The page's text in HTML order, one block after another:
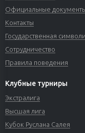
Официальные
Контакты
Государственная
Сотрудничество
Правила поведения
Клубные турниры
Экстралига
Высшая лига
Кубок Руслана Салея